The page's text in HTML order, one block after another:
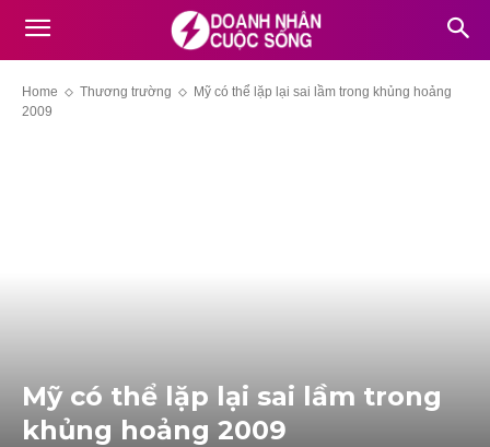
Home Thương trường
Mỹ có thể lặp lại sai lầm trong khủng hoảng
2009
Mỹ có thể lặp lại sai lầm trong
khủng hoảng 2009